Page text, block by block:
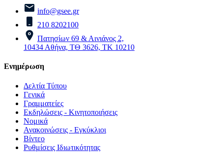
info@gsee.gr
210 8202100
Πατησίων 69 & Αινιάνος 2,
10434 Αθήνα, ΤΘ 3626, ΤΚ 10210
Ενημέρωση
Δελτία Τύπου
Γενικά
Γραμματείες
Εκδηλώσεις - Κινητοποιήσεις
Νομικά
Ανακοινώσεις - Εγκύκλιοι
Βίντεο
Ρυθμίσεις Ιδιωτικότητας